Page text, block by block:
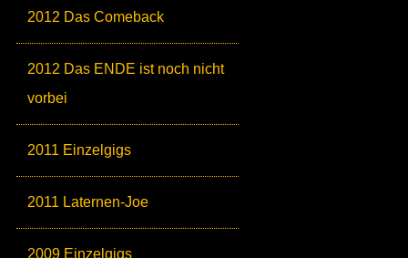
2012 Das Comeback
2012 Das ENDE ist noch nicht
vorbei
2011 Einzelgigs
2011 Laternen-Joe
2009 Einzelgigs